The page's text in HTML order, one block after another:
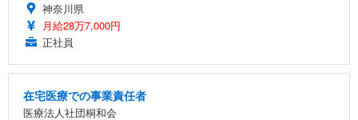
神奈川県
月給28万7,000円
正社員
在宅医療での事業責任者
医療法人社団桐和会